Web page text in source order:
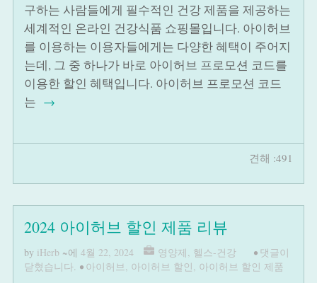
구하는 사람들에게 필수적인 건강 제품을 제공하는
세계적인 온라인 건강식품 쇼핑몰입니다. 아이허브
를 이용하는 이용자들에게는 다양한 혜택이 주어지
는데, 그 중 하나가 바로 아이허브 프로모션 코드를
이용한 할인 혜택입니다. 아이허브 프로모션 코드
는 →
견해 :491
2024 아이허브 할인 제품 리뷰
by iHerb ~에 4월 22, 2024 영양제, 헬스-건강 • 댓글이
닫혔습니다. • 아이허브, 아이허브 할인, 아이허브 할인 제품